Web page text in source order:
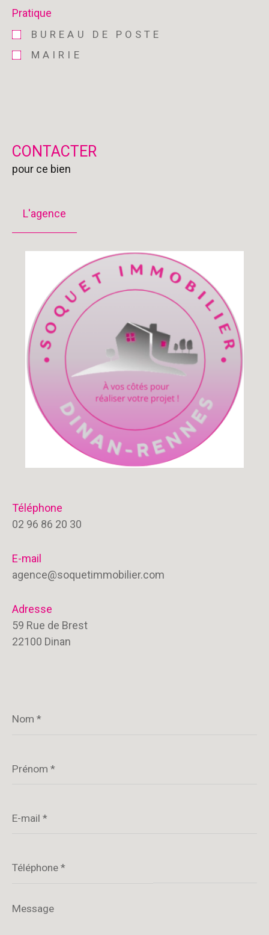
Pratique
BUREAU DE POSTE
MAIRIE
CONTACTER
pour ce bien
L'agence
Téléphone
02 96 86 20 30
E-mail
agence@soquetimmobilier.com
Adresse
59 Rue de Brest
22100 Dinan
*
*
mail
*
*
Message
*